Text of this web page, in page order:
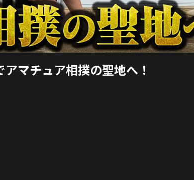
マチュア相撲の聖地へ！